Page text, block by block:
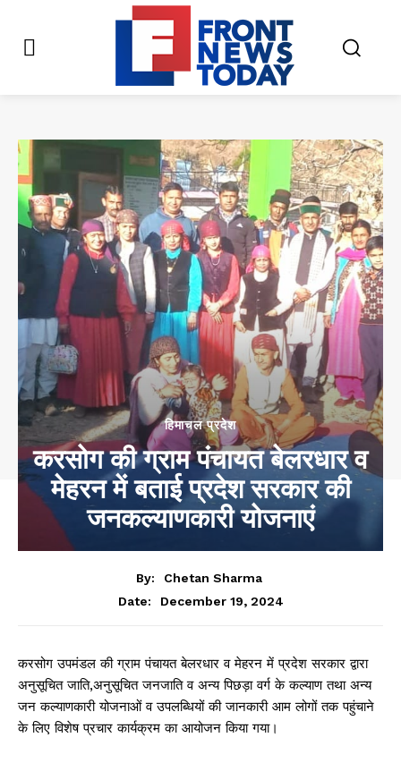
हिमाचल प्रदेश
करसोग की ग्राम पंचायत बेलरधार व
मेहरन में बताई प्रदेश सरकार की
जनकल्याणकारी योजनाएं
By:
Chetan Sharma
Date:
December 19, 2024
करसोग उपमंडल की ग्राम पंचायत बेलरधार व मेहरन में प्रदेश सरकार द्वारा
अनुसूचित जाति,अनुसूचित जनजाति व अन्य पिछड़ा वर्ग के कल्याण तथा अन्य
जन कल्याणकारी योजनाओं व उपलब्धियों की जानकारी आम लोगों तक पहुंचाने
के लिए विशेष प्रचार कार्यक्रम का आयोजन किया गया।